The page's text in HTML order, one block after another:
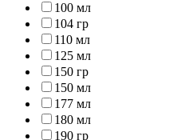
100 мл
104 гр
110 мл
125 мл
150 гр
150 мл
177 мл
180 мл
190 гр